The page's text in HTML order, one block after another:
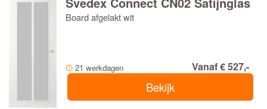
Board afgelakt wit
21 werkdagen Vanaf € 527,-
Bekijk